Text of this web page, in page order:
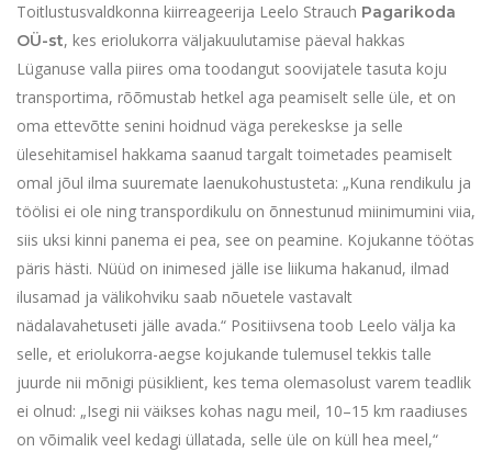
Toitlustusvaldkonna kiirreageerija Leelo Strauch Pagarikoda
OÜ-st, kes eriolukorra väljakuulutamise päeval hakkas
Lüganuse valla piires oma toodangut soovijatele tasuta koju
transportima, rõõmustab hetkel aga peamiselt selle üle, et on
oma ettevõtte senini hoidnud väga perekeskse ja selle
ülesehitamisel hakkama saanud targalt toimetades peamiselt
omal jõul ilma suuremate laenukohustusteta: „Kuna rendikulu ja
töölisi ei ole ning transpordikulu on õnnestunud miinimumini viia,
siis uksi kinni panema ei pea, see on peamine. Kojukanne töötas
päris hästi. Nüüd on inimesed jälle ise liikuma hakanud, ilmad
ilusamad ja välikohviku saab nõuetele vastavalt
nädalavahetuseti jälle avada.“ Positiivsena toob Leelo välja ka
selle, et eriolukorra-aegse kojukande tulemusel tekkis talle
juurde nii mõnigi püsiklient, kes tema olemasolust varem teadlik
ei olnud: „Isegi nii väikses kohas nagu meil, 10–15 km raadiuses
on võimalik veel kedagi üllatada, selle üle on küll hea meel,“